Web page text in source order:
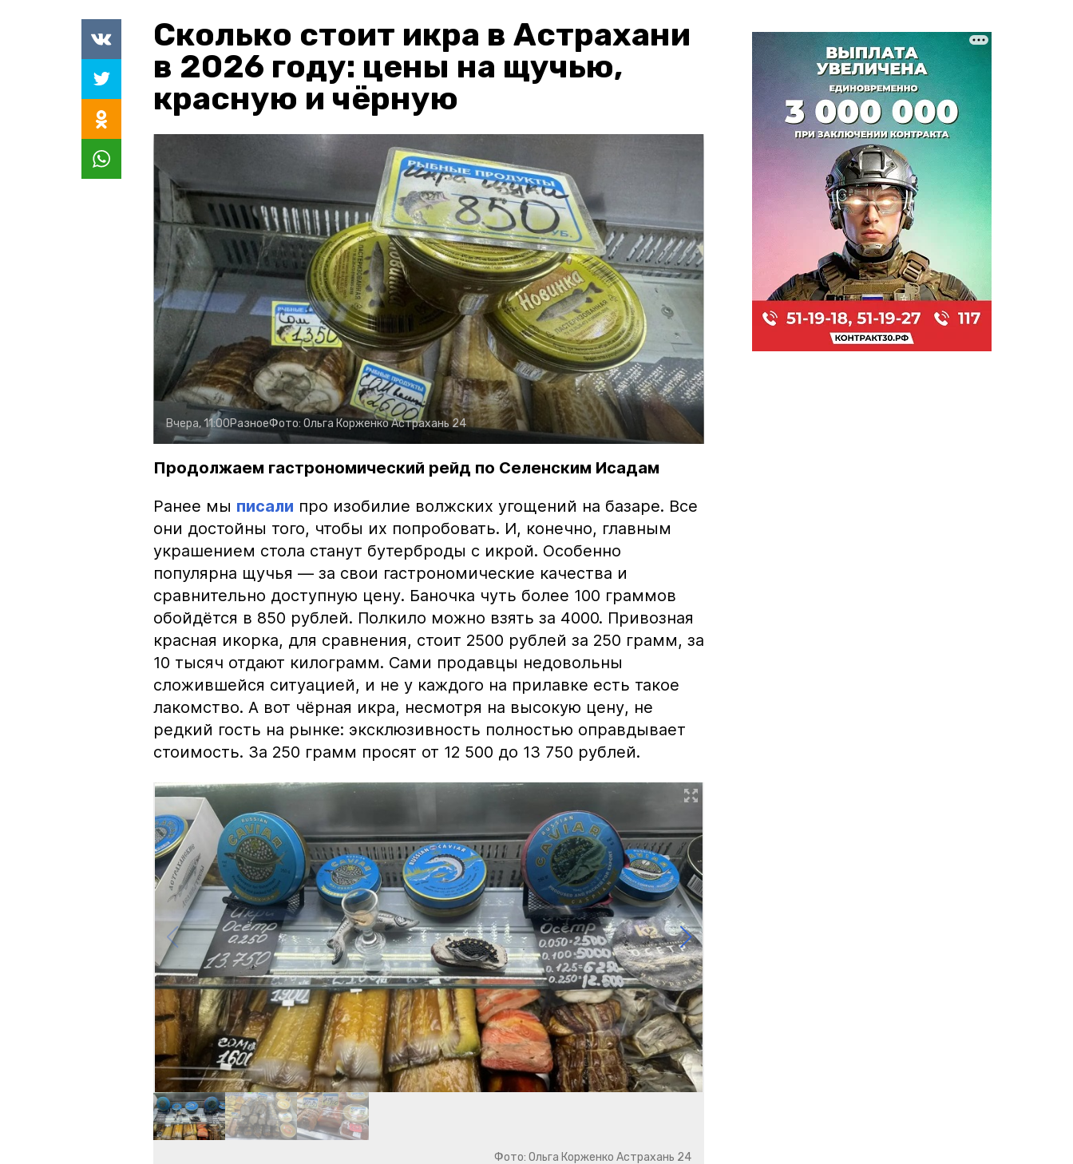
Сколько стоит икра в Астрахани
в 2026 году: цены на щучью,
красную и чёрную
Вчера, 11:00РазноеФото: Ольга КорженкоАстрахань 24
Продолжаем гастрономический рейд по Селенским Исадам
Ранее мы писали про изобилие волжских угощений на базаре. Все
они достойны того, чтобы их попробовать. И, конечно, главным
украшением стола станут бутерброды с икрой. Особенно
популярна щучья — за свои гастрономические качества и
сравнительно доступную цену. Баночка чуть более 100 граммов
обойдётся в 850 рублей. Полкило можно взять за 4000. Привозная
красная икорка, для сравнения, стоит 2500 рублей за 250 грамм, за
10 тысяч отдают килограмм. Сами продавцы недовольны
сложившейся ситуацией, и не у каждого на прилавке есть такое
лакомство. А вот чёрная икра, несмотря на высокую цену, не
редкий гость на рынке: эксклюзивность полностью оправдывает
стоимость. За 250 грамм просят от 12 500 до 13 750 рублей.
Фото: Ольга Корженко Астрахань 24